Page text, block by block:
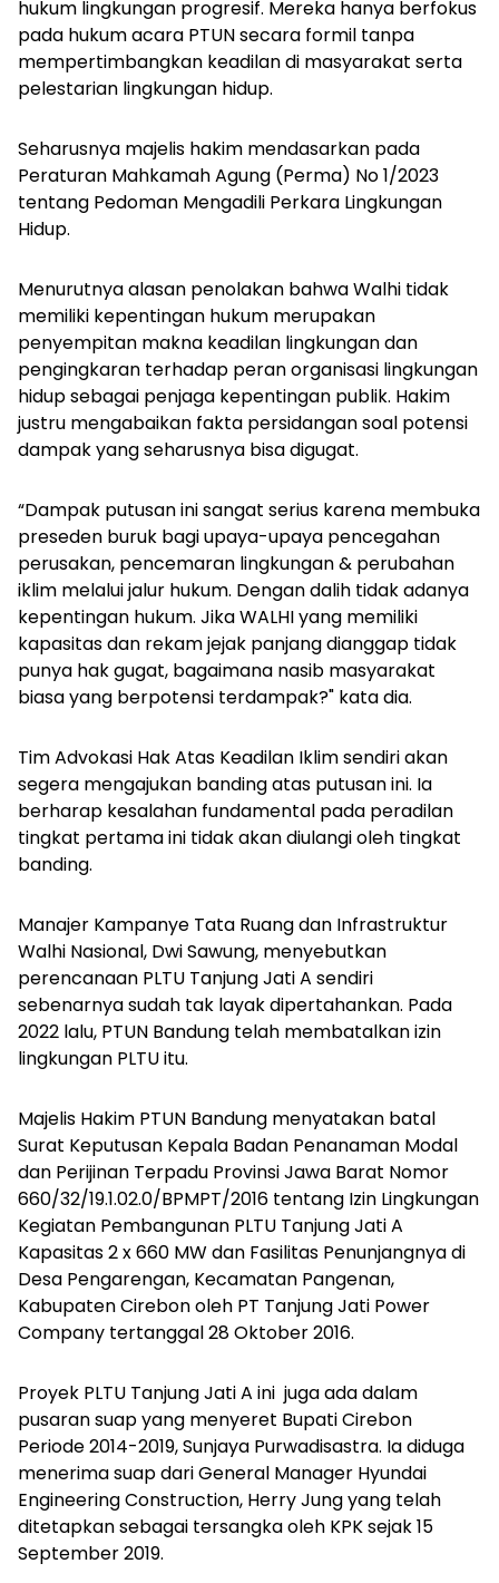
hukum lingkungan progresif. Mereka hanya berfokus
pada hukum acara PTUN secara formil tanpa
mempertimbangkan keadilan di masyarakat serta
pelestarian lingkungan hidup.
Seharusnya majelis hakim mendasarkan pada
Peraturan Mahkamah Agung (Perma) No 1/2023
tentang Pedoman Mengadili Perkara Lingkungan
Hidup.
Menurutnya alasan penolakan bahwa Walhi tidak
memiliki kepentingan hukum merupakan
penyempitan makna keadilan lingkungan dan
pengingkaran terhadap peran organisasi lingkungan
hidup sebagai penjaga kepentingan publik. Hakim
justru mengabaikan fakta persidangan soal potensi
dampak yang seharusnya bisa digugat.
“Dampak putusan ini sangat serius karena membuka
preseden buruk bagi upaya-upaya pencegahan
perusakan, pencemaran lingkungan & perubahan
iklim melalui jalur hukum. Dengan dalih tidak adanya
kepentingan hukum. Jika WALHI yang memiliki
kapasitas dan rekam jejak panjang dianggap tidak
punya hak gugat, bagaimana nasib masyarakat
biasa yang berpotensi terdampak?" kata dia.
Tim Advokasi Hak Atas Keadilan Iklim sendiri akan
segera mengajukan banding atas putusan ini. Ia
berharap kesalahan fundamental pada peradilan
tingkat pertama ini tidak akan diulangi oleh tingkat
banding.
Manajer Kampanye Tata Ruang dan Infrastruktur
Walhi Nasional, Dwi Sawung, menyebutkan
perencanaan PLTU Tanjung Jati A sendiri
sebenarnya sudah tak layak dipertahankan. Pada
2022 lalu, PTUN Bandung telah membatalkan izin
lingkungan PLTU itu.
Majelis Hakim PTUN Bandung menyatakan batal
Surat Keputusan Kepala Badan Penanaman Modal
dan Perijinan Terpadu Provinsi Jawa Barat Nomor
660/32/19.1.02.0/BPMPT/2016 tentang Izin Lingkungan
Kegiatan Pembangunan PLTU Tanjung Jati A
Kapasitas 2 x 660 MW dan Fasilitas Penunjangnya di
Desa Pengarengan, Kecamatan Pangenan,
Kabupaten Cirebon oleh PT Tanjung Jati Power
Company tertanggal 28 Oktober 2016.
Proyek PLTU Tanjung Jati A ini juga ada dalam
pusaran suap yang menyeret Bupati Cirebon
Periode 2014-2019, Sunjaya Purwadisastra. Ia diduga
menerima suap dari General Manager Hyundai
Engineering Construction, Herry Jung yang telah
ditetapkan sebagai tersangka oleh KPK sejak 15
September 2019.